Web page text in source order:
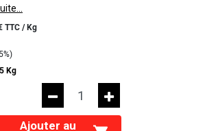
TTC / Kg
)
Kg
Ajouter au